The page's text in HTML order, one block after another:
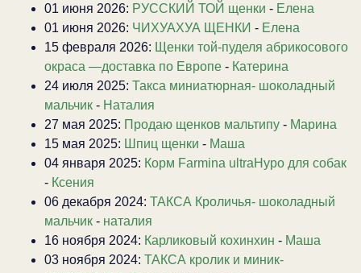
01 июня 2026: РУССКИЙ ТОЙ щенки - Елена
01 июня 2026: ЧИХУАХУА ЩЕНКИ - Елена
15 февраля 2026: Щенки той-пуделя абрикосового
окраса —доставка по Европе - Катерина
24 июля 2025: Такса миниатюрная- шоколадный
мальчик - Наталия
27 мая 2025: Продаю щенков мальтипу - Марина
15 мая 2025: Шпиц щенки - Маша
04 января 2025: Корм Farmina ultraHypo для собак
- Ксения
06 декабря 2024: ТАКСА Кроличья- шоколадный
мальчик - наталия
16 ноября 2024: Карликовый кохинхин - Маша
03 ноября 2024: ТАКСА кролик и миник-